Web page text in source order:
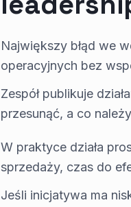
Największy błąd we
operacyjnych bez
Zespół publikuje
przesunąć, a co
W praktyce działa
sprzedaży, czas do
Jeśli inicjatywa ma